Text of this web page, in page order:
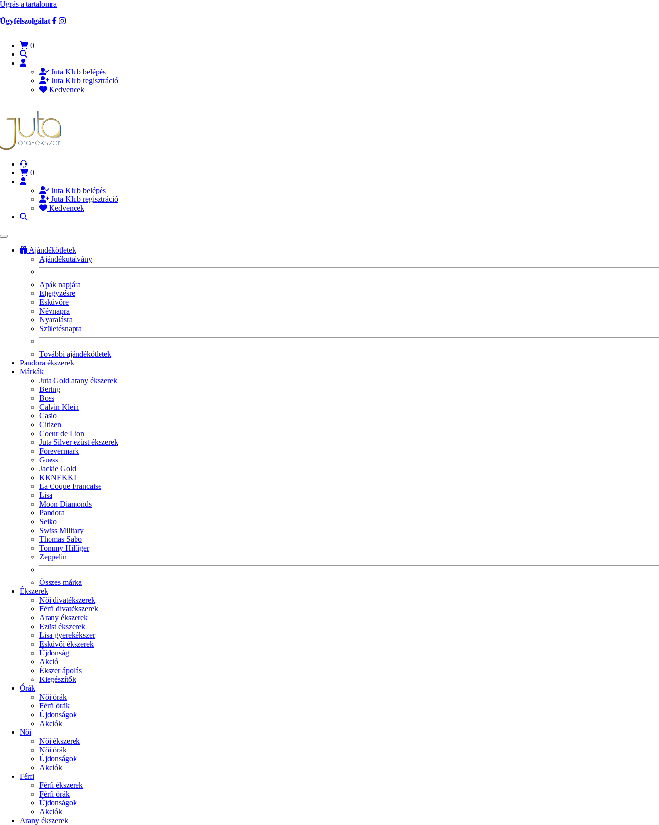
Ugrás a tartalomra
Ügyfélszolgálat
0
Juta Klub belépés
Juta Klub regisztráció
Kedvencek
0
Juta Klub belépés
Juta Klub regisztráció
Kedvencek
Ajándékötletek
Ajándékutalvány
Apák napjára
Eljegyzésre
Esküvőre
Névnapra
Nyaralásra
Születésnapra
További ajándékötletek
Pandora ékszerek
Márkák
Juta Gold arany ékszerek
Bering
Boss
Calvin Klein
Casio
Citizen
Coeur de Lion
Juta Silver ezüst ékszerek
Forevermark
Guess
Jackie Gold
KKNEKKI
La Coque Francaise
Lisa
Moon Diamonds
Pandora
Seiko
Swiss Military
Thomas Sabo
Tommy Hilfiger
Zeppelin
Összes márka
Ékszerek
Női divatékszerek
Férfi divatékszerek
Arany ékszerek
Ezüst ékszerek
Lisa gyerekékszer
Esküvői ékszerek
Újdonság
Akció
Ékszer ápolás
Kiegészítők
Órák
Női órák
Férfi órák
Újdonságok
Akciók
Női
Női ékszerek
Női órák
Újdonságok
Akciók
Férfi
Férfi ékszerek
Férfi órák
Újdonságok
Akciók
Arany ékszerek